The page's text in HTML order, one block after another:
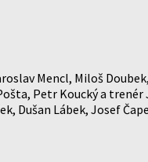
Mencl, Miloš
Petr Koucký a trenér
Dušan Lábek, Josef